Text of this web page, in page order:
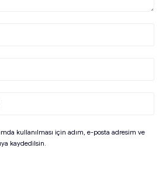
kullanılması için adım, e-posta adresim ve
kaydedilsin.